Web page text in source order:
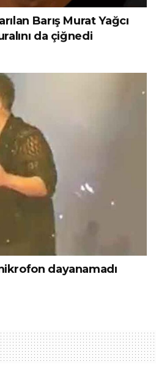
Barış Murat Yağcı
da çiğnedi
dayanamadı